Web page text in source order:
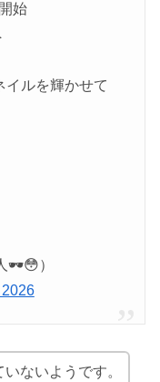
始
ルを輝かせて
🕶️😳）
ないようです。